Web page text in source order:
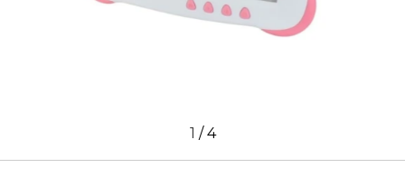
1 /4